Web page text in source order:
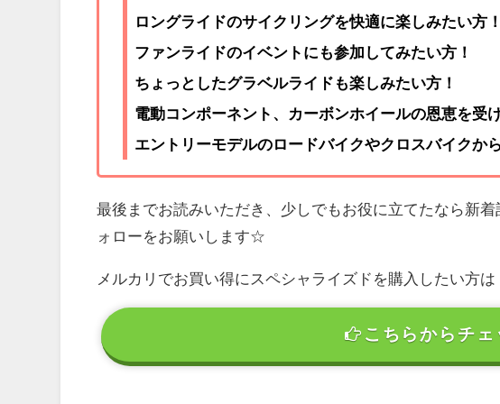
ロングライドのサイクリングを快適に楽しみたい方！
ファンライドのイベントにも参加してみたい方！
ちょっとしたグラベルライドも楽しみたい方！
電動コンポーネント、カーボンホイールの恩恵を受
エントリーモデルのロードバイクやクロスバイクか
最後までお読みいただき、少しでもお役に立てたなら新
ォローをお願いします☆
メルカリでお買い得にスペシャライズドを購入したい方は
こちらからチェ